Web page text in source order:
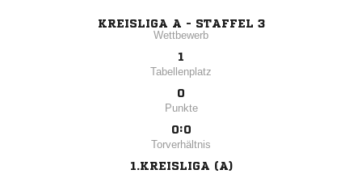
KREISLIGA A - STAFFEL 3
Wettbewerb
1
Tabellenplatz
0
Punkte
0:0
Torverhältnis
1.KREISLIGA (A)